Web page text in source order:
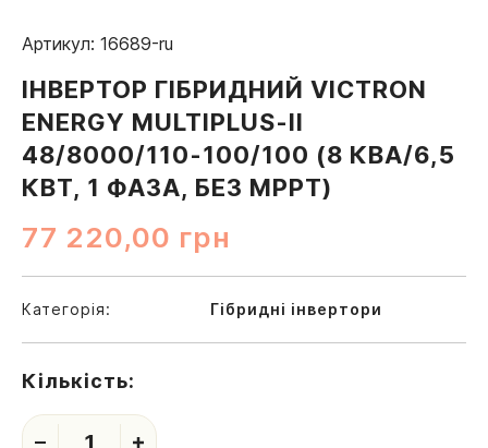
Артикул: 16689-ru
ІНВЕРТОР ГІБРИДНИЙ VICTRON
ENERGY MULTIPLUS-II
48/8000/110-100/100 (8 КВА/6,5
КВТ, 1 ФАЗА, БЕЗ MPPT)
77 220,00 грн
Категорія: Гібридні інвертори
Кількість:
1